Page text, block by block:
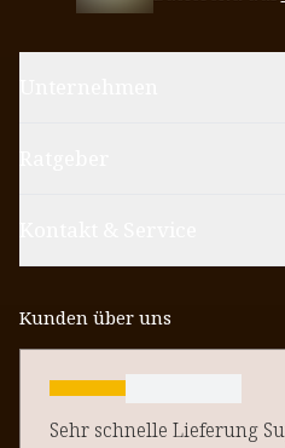
Kunden über uns
Sehr schnelle Lieferung Super